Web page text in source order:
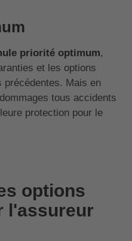
priorité optimum,
et les options
précédentes. Mais en
tous accidents
protection pour le
options
l'assureur